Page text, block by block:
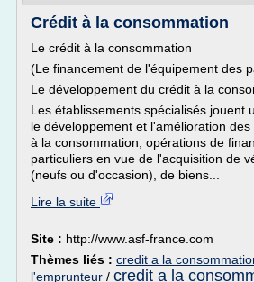
Crédit à la consommation
Le crédit à la consommation
(Le financement de l'équipement des
Le développement du crédit à la
Les établissements spécialisés jouent
le développement et l'amélioration
à la consommation, opérations de
particuliers en vue de l'acquisition de
(neufs ou d'occasion), de biens...
Lire la suite
Site : http://www.asf-france.com
Thèmes liés : credit a la
l'emprunteur / credit a la